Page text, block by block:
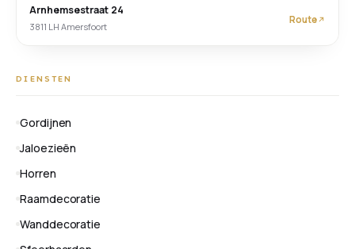
Arnhemsestraat 24
3811 LH Amersfoort
Route
DIENSTEN
Gordijnen
Jaloezieën
Horren
Raamdecoratie
Wanddecoratie